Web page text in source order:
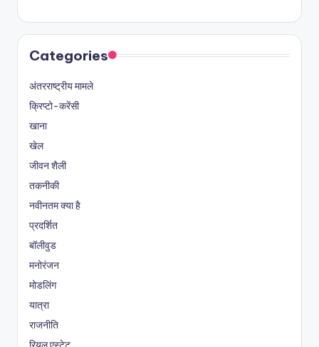
Categories
अंतरराष्ट्रीय मामले
क्रिप्टो-करेंसी
खाना
खेल
जीवन शैली
तकनीकी
नवीनतम क्या है
प्रदर्शित
बॉलीवुड
मनोरंजन
मोडलिंग
यात्रा
राजनीति